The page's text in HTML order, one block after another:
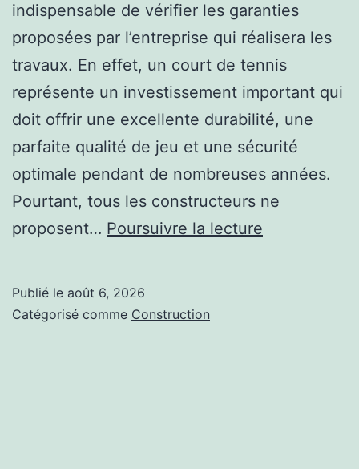
indispensable de vérifier les garanties
proposées par l’entreprise qui réalisera les
travaux. En effet, un court de tennis
représente un investissement important qui
doit offrir une excellente durabilité, une
parfaite qualité de jeu et une sécurité
optimale pendant de nombreuses années.
Pourtant, tous les constructeurs ne
proposent… Poursuivre la lecture
Publié le août 6, 2026
Catégorisé comme Construction